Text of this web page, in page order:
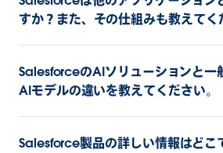
すか？また、その仕組みも教えてく
SalesforceのAIソリューションと一
AIモデルの違いを教えてください。
Salesforce製品の詳しい情報はどこ